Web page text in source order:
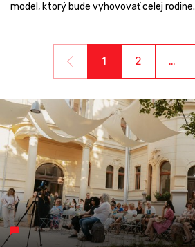
model, ktorý bude vyhovovať celej rodine.
1 2 …